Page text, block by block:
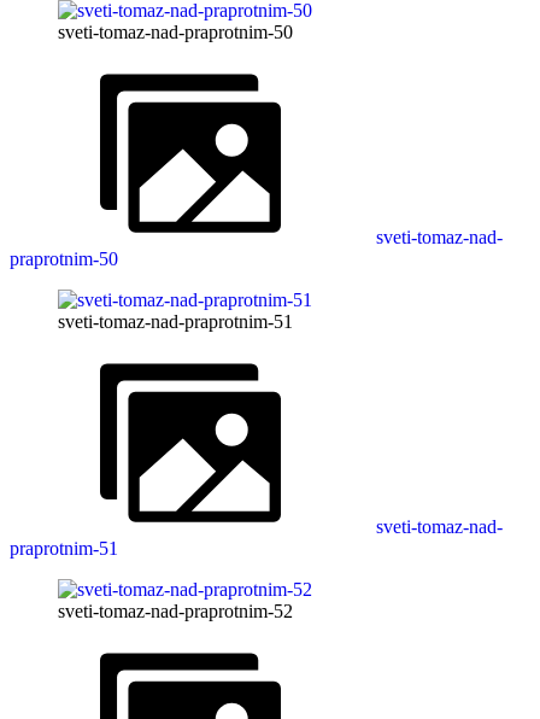
sveti-tomaz-nad-praprotnim-50
sveti-tomaz-nad-
praprotnim-50
sveti-tomaz-nad-praprotnim-51
sveti-tomaz-nad-
praprotnim-51
sveti-tomaz-nad-praprotnim-52